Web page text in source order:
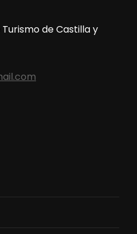
de Castilla y